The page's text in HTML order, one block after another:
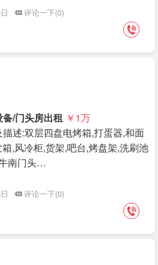
评论一下(0)
/门头房出租 ￥1万
述:双层四盘电烤箱,打蛋器,和面
,风冷柜,货架,吧台,烤盘架,洗刷池
南门头…
评论一下(0)